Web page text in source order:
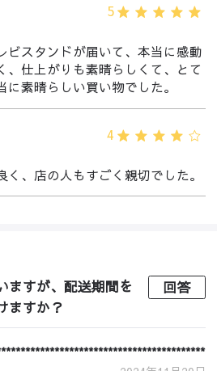
5
ビスタンドが届いて、本当に感動
、仕上がりも素晴らしくて、とて
素晴らしい買い物でした。
4
、店の人もすごく親切でした。
ますが、配送期間を
ますか？
回答